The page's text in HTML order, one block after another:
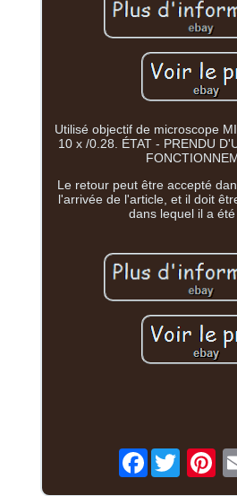
Utilisé objectif de microscope
10 x /0.28. ÉTAT - PRENDU
Le retour peut être accepté
l'arrivée de l'article, et il doit
dans lequel il a
Facebook